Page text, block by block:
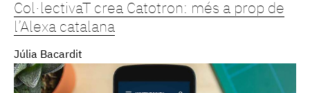
Col·lectivaT crea Catotron: més a prop de
l’Alexa catalana
Júlia Bacardit